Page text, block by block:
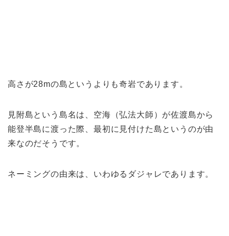
高さが28mの島というよりも奇岩であります。
見附島という島名は、空海（弘法大師）が佐渡島から
能登半島に渡った際、最初に見付けた島というのが由
来なのだそうです。
ネーミングの由来は、いわゆるダジャレであります。